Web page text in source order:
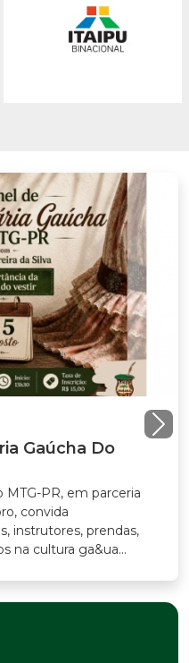
Gaúcha Do
PR, em parceria
convida
instrutores, prendas,
na cultura ga&ua...